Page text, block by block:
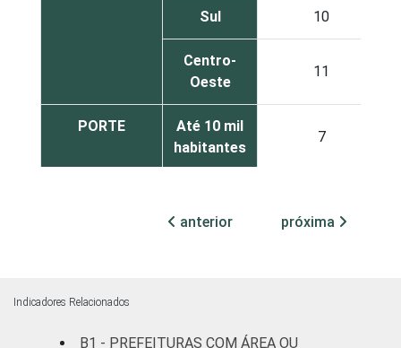
Sul 10
Centro-
Oeste
11
PORTE
Até 10 mil
habitantes
7
mil até
14
até 500
anterior próxima
Indicadores Relacionados
B1 - PREFEITURAS COM ÁREA OU